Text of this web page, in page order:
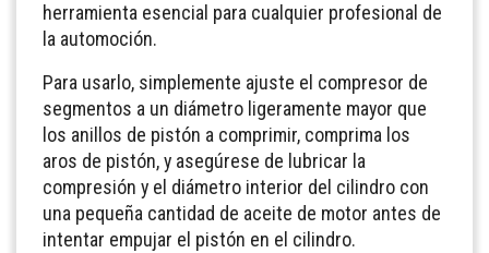
herramienta esencial para cualquier profesional de
la automoción.
Para usarlo, simplemente ajuste el compresor de
segmentos a un diámetro ligeramente mayor que
los anillos de pistón a comprimir, comprima los
aros de pistón, y asegúrese de lubricar la
compresión y el diámetro interior del cilindro con
una pequeña cantidad de aceite de motor antes de
intentar empujar el pistón en el cilindro.